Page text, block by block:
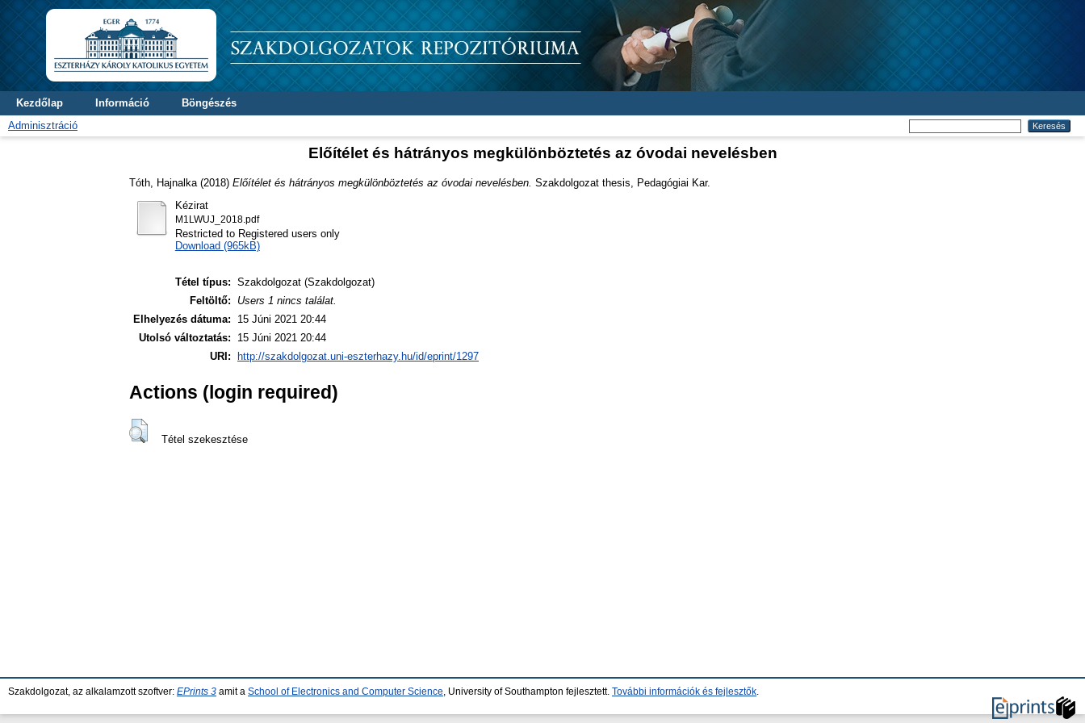
Kezdőlap Információ
Böngészés
Adminisztráció
Előítélet és hátrányos megkülönböztetés az óvodai nevelésben
Tóth, Hajnalka (2018) Előítélet és hátrányos megkülönböztetés az óvodai nevelésben. Szakdolgozat thesis, Pedagógiai Kar.
Kézirat
M1LWUJ_2018.pdf
Restricted to Registered users only
Download (965kB)
Tétel típus: Szakdolgozat (Szakdolgozat)
Feltöltő:
Users 1 nincs találat.
Elhelyezés dátuma:
15 Júni 2021 20:44
Utolsó változtatás:
15 Júni 2021 20:44
URI:
http://szakdolgozat.uni-eszterhazy.hu/id/eprint/1297
Actions (login required)
Tétel szekesztése
Szakdolgozat, az alkalamzott szoftver: EPrints 3 amit a School of Electronics and Computer Science , University of Southampton fejlesztett. További információk és fejlesztők